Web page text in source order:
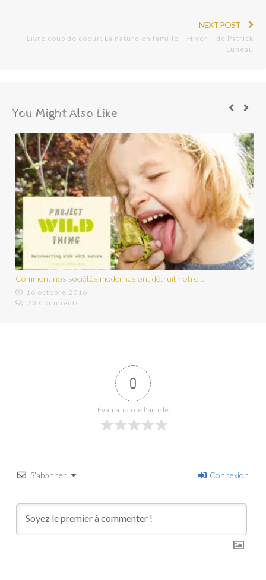
NEXT POST
Livre coup de coeur: La nature en famille – Hiver – de Patrick
Luneau
You Might Also Like
Découvrez pourquoi se salir dans la nature…
5 août 2015
15 Comments
0
Évaluation de l'article
S’abonner Connexion